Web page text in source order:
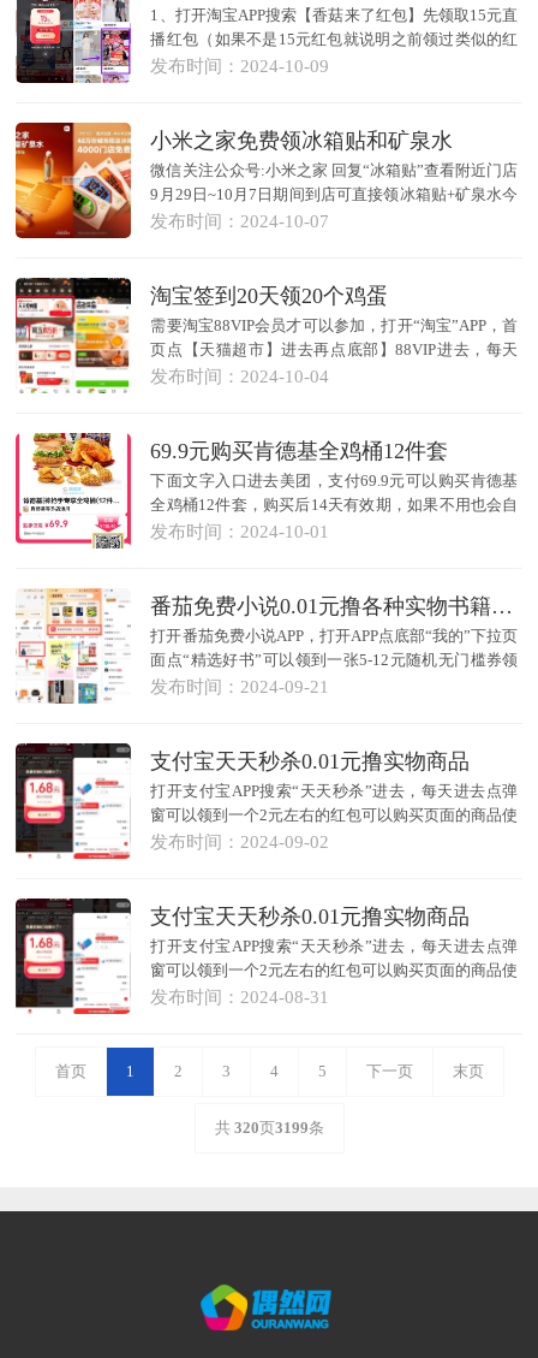
1、打开淘宝APP搜索【香菇来了红包】先领取15元直
播红包（如果不是15元红包就说明之前领过类似的红
包，可以...
发布时间：2024-10-09
小米之家免费领冰箱贴和矿泉水
微信关注公众号:小米之家 回复“冰箱贴”查看附近门店
9月29日~10月7日期间到店可直接领冰箱贴+矿泉水今
天活...
发布时间：2024-10-07
淘宝签到20天领20个鸡蛋
需要淘宝88VIP会员才可以参加，打开“淘宝”APP，首
页点【天猫超市】进去再点底部】88VIP进去，每天
可以签到...
发布时间：2024-10-04
69.9元购买肯德基全鸡桶12件套
下面文字入口进去美团，支付69.9元可以购买肯德基
全鸡桶12件套，购买后14天有效期，如果不用也会自
动退款，...
发布时间：2024-10-01
番茄免费小说0.01元撸各种实物书籍包邮
打开番茄免费小说APP，打开APP点底部“我的”下拉页
面点“精选好书”可以领到一张5-12元随机无门槛券领
到券...
发布时间：2024-09-21
支付宝天天秒杀0.01元撸实物商品
打开支付宝APP搜索“天天秒杀”进去，每天进去点弹
窗可以领到一个2元左右的红包可以购买页面的商品使
用，也...
发布时间：2024-09-02
支付宝天天秒杀0.01元撸实物商品
打开支付宝APP搜索“天天秒杀”进去，每天进去点弹
窗可以领到一个2元左右的红包可以购买页面的商品使
用，也...
发布时间：2024-08-31
首页 1 2 3 4 5 下一页 末页
共 320 页3199条